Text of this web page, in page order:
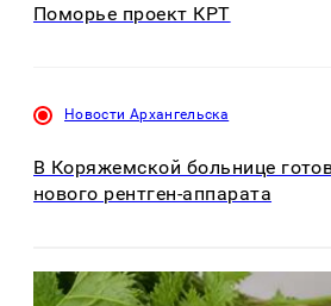
Поморье проект КРТ
Новости Архангельска
В Коряжемской больнице
нового рентген-аппарата